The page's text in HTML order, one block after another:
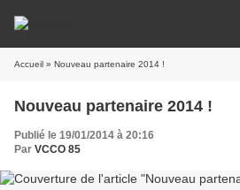
Accueil » Nouveau partenaire 2014 !
Nouveau partenaire 2014 !
Publié le 19/01/2014 à 20:16
Par VCCO 85